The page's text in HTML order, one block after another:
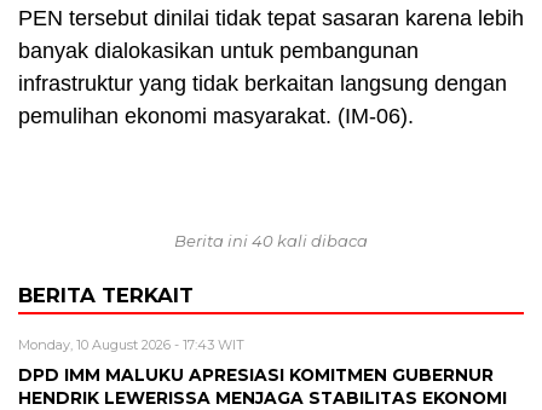
PEN tersebut dinilai tidak tepat sasaran karena lebih
banyak dialokasikan untuk pembangunan
infrastruktur yang tidak berkaitan langsung dengan
pemulihan ekonomi masyarakat. (IM-06).
Berita ini 40 kali dibaca
BERITA TERKAIT
Monday, 10 August 2026 - 17:43 WIT
DPD IMM MALUKU APRESIASI KOMITMEN GUBERNUR
HENDRIK LEWERISSA MENJAGA STABILITAS EKONOMI